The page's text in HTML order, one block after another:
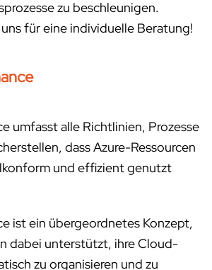
zu beschleunigen.
für eine individuelle Beratung!
umfasst alle Richtlinien, Prozesse
dass Azure-Ressourcen
und effizient genutzt
ist ein übergeordnetes Konzept,
dabei unterstützt, ihre Cloud-
zu organisieren und zu